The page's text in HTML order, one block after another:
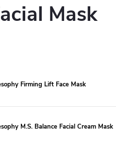
Mask
Firming Lift Face Mask
M.S. Balance Facial Cream Mask